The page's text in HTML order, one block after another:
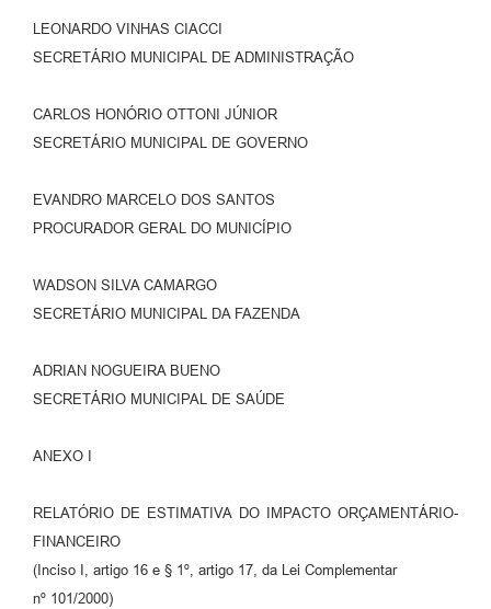
LEONARDO VINHAS CIACCI
SECRETÁRIO MUNICIPAL DE ADMINISTRAÇÃO
CARLOS HONÓRIO OTTONI JÚNIOR
SECRETÁRIO MUNICIPAL DE GOVERNO
EVANDRO MARCELO DOS SANTOS
PROCURADOR GERAL DO MUNICÍPIO
WADSON SILVA CAMARGO
SECRETÁRIO MUNICIPAL DA FAZENDA
ADRIAN NOGUEIRA BUENO
SECRETÁRIO MUNICIPAL DE SAÚDE
ANEXO I
RELATÓRIO DE ESTIMATIVA DO IMPACTO ORÇAMENTÁRIO-
FINANCEIRO
(Inciso I, artigo 16 e § 1º, artigo 17, da Lei Complementar
nº 101/2000)